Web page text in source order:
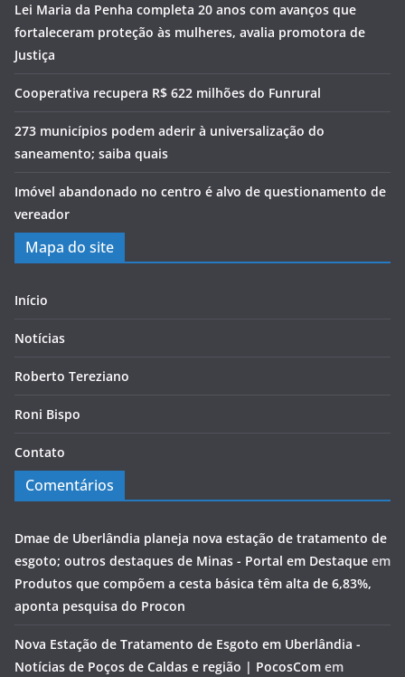
Lei Maria da Penha completa 20 anos com avanços que
fortaleceram proteção às mulheres, avalia promotora de
Justiça
Cooperativa recupera R$ 622 milhões do Funrural
273 municípios podem aderir à universalização do
saneamento; saiba quais
Imóvel abandonado no centro é alvo de questionamento de
vereador
Mapa do site
Início
Notícias
Roberto Tereziano
Roni Bispo
Contato
Comentários
Dmae de Uberlândia planeja nova estação de tratamento de
esgoto; outros destaques de Minas - Portal em Destaque em
Produtos que compõem a cesta básica têm alta de 6,83%,
aponta pesquisa do Procon
Nova Estação de Tratamento de Esgoto em Uberlândia -
Notícias de Poços de Caldas e região | PocosCom em